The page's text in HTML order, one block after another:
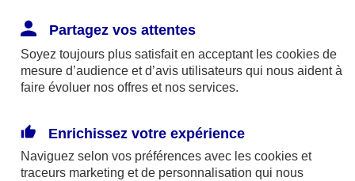
disponibles sur le site axa.fr.
AXA France IARD et AXA France Vie sont
mandataires exclusifs en opérations de
246 et n°13 005 764 (consultable
surwww.orias.fr)
Partagez vos attentes
Soyez toujours plus satisfait en acceptant les cookies de
mesure d’audience et d’avis utilisateurs qui nous aident à
faire évoluer nos offres et nos services.
Enrichissez votre expérience
Naviguez selon vos préférences avec les cookies et
traceurs marketing et de personnalisation qui nous